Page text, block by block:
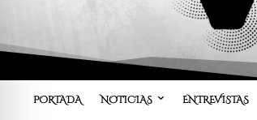
PORTADA NOTICIAS ENTREVISTAS